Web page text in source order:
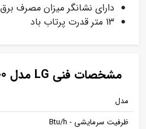
دارای نشانگر میزان مصرف برق
13 متر قدرت پرتاب باد
مشخصات فنی LG مدل Next Fighting 9000
مدل
ظرفیت سرمایشی - Btu/h